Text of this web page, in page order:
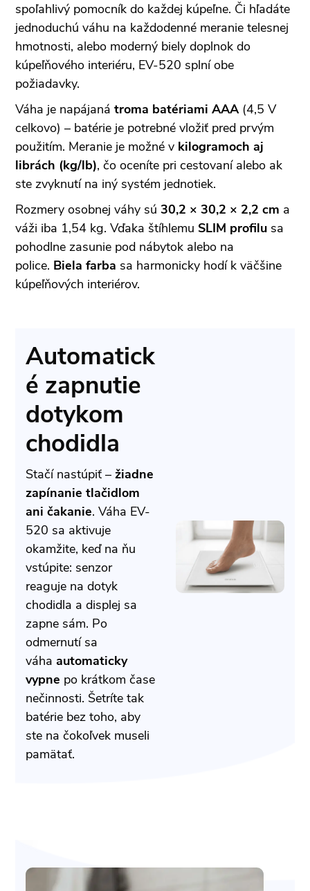
spoľahlivý pomocník do každej kúpeľne. Či hľadáte
jednoduchú váhu na každodenné meranie telesnej
hmotnosti, alebo moderný biely doplnok do
kúpeľňového interiéru, EV-520 splní obe
požiadavky.
Váha je napájaná troma batériami AAA(4,5 V
celkovo) – batérie je potrebné vložiť pred prvým
použitím. Meranie je možné v kilogramoch aj
librách (kg/lb), čo oceníte pri cestovaní alebo ak
ste zvyknutí na iný systém jednotiek.
Rozmery osobnej váhy sú 30,2 × 30,2 × 2,2 cm a
váži iba 1,54 kg. Vďaka štíhlemu SLIM profilu sa
pohodlne zasunie pod nábytok alebo na
police. Biela farba sa harmonicky hodí k väčšine
kúpeľňových interiérov.
Automatick
é zapnutie
dotykom
chodidla
Stačí nastúpiť – žiadne
zapínanie tlačidlom
ani čakanie. Váha EV-
520 sa aktivuje
okamžite, keď na ňu
vstúpite: senzor
reaguje na dotyk
chodidla a displej sa
zapne sám. Po
odmernutí sa
váha automaticky
vypne po krátkom čase
nečinnosti. Šetríte tak
batérie bez toho, aby
ste na čokoľvek museli
pamätať.